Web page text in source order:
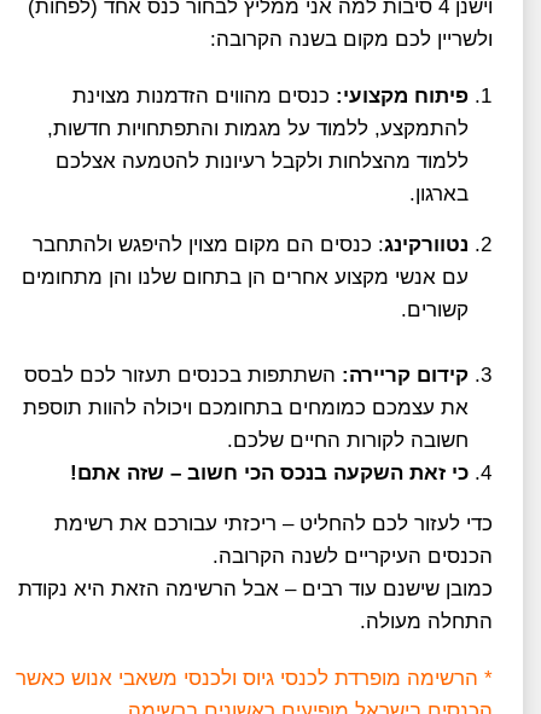
וישנן 4 סיבות למה אני ממליץ לבחור כנס אחד (לפחות)
ולשריין לכם מקום בשנה הקרובה:
פיתוח מקצועי:כנסים מהווים הזדמנות מצוינת
להתמקצע, ללמוד על מגמות והתפתחויות חדשות,
ללמוד מהצלחות ולקבל רעיונות להטמעה אצלכם
בארגון.
נטוורקינג: כנסים הם מקום מצוין להיפגש ולהתחבר
עם אנשי מקצוע אחרים הן בתחום שלנו והן מתחומים
קשורים.
קידום קריירה:השתתפות בכנסים תעזור לכם לבסס
את עצמכם כמומחים בתחומכם ויכולה להוות תוספת
חשובה לקורות החיים שלכם.
כי זאת השקעה בנכס הכי חשוב – שזה אתם!
כדי לעזור לכם להחליט – ריכזתי עבורכם את רשימת
הכנסים העיקריים לשנה הקרובה.
כמובן שישנם עוד רבים – אבל הרשימה הזאת היא נקודת
התחלה מעולה.
* הרשימה מופרדת לכנסי גיוס ולכנסי משאבי אנוש כאשר